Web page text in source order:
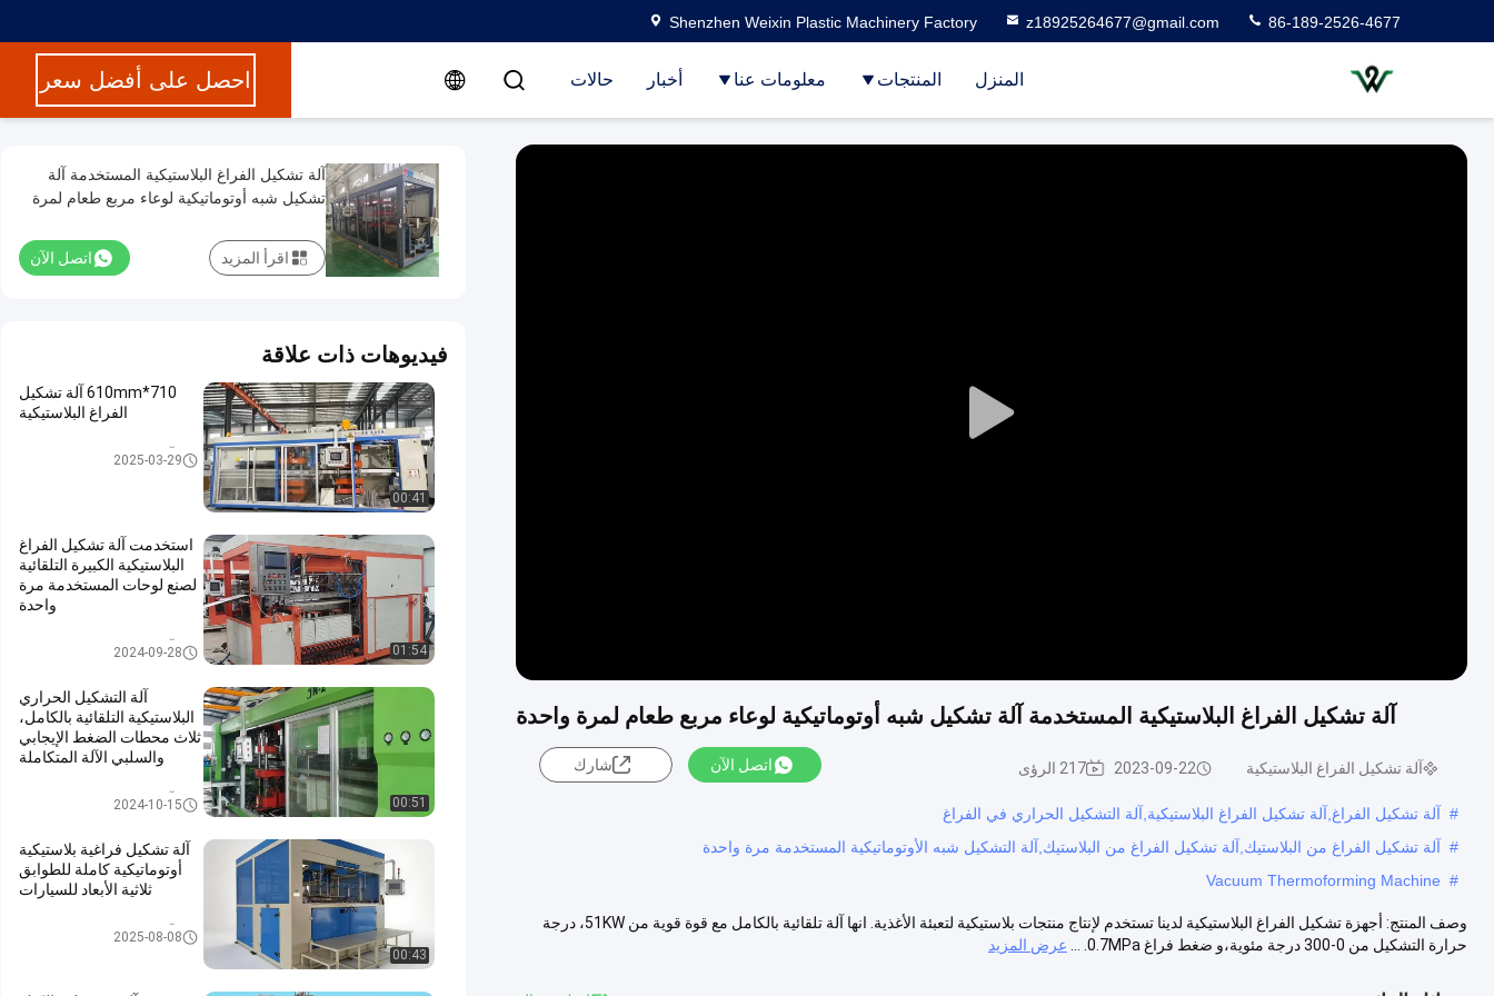
Shenzhen Weixin Plastic Machinery Factory z18925264677@gmail.com 86-189-2526-4677
المنزل المنتجات معلومات عنا أخبار حالات احصل على أفضل سعر
Play
آلة تشكيل الفراغ البلاستيكية المستخدمة آلة تشكيل شبه أوتوماتيكية لوعاء مربع طعام لمرة واحدة
آلة تشكيل الفراغ البلاستيكية 2023-09-22 217 الرؤى اتصل الآن شارك
# آلة تشكيل الفراغ,آلة تشكيل الفراغ البلاستيكية,آلة التشكيل الحراري في الفراغ
# آلة تشكيل الفراغ من البلاستيك,آلة تشكيل الفراغ من البلاستيك,آلة التشكيل شبه الأوتوماتيكية المستخدمة مرة واحدة
#
Vacuum Thermoforming Machine
وصف المنتج: أجهزة تشكيل الفراغ البلاستيكية لدينا تستخدم لإنتاج منتجات بلاستيكية لتعبئة الأغذية. انها آلة تلقائية بالكامل مع قوة قوية من 51KW، درجة
حرارة التشكيل من 0-300 درجة مئوية،و ضغط فراغ 0.7MPa. ...
عرض المزيد
آلة تشكيل الفراغ البلاستيكية المستخدمة آلة
تشكيل شبه أوتوماتيكية لوعاء مربع طعام لمرة
اتصل الآن اقرأ المزيد
فيديوهات ذات علاقة
00:41
710*610mm آلة تشكيل
الفراغ البلاستيكية
آلة تشكيل الفراغ البلاستيكية
2025-03-29
01:54
استخدمت آلة تشكيل الفراغ
البلاستيكية الكبيرة التلقائية
لصنع لوحات المستخدمة مرة
واحدة
آلة تشكيل الفراغ البلاستيكية
2024-09-28
00:51
آلة التشكيل الحراري
البلاستيكية التلقائية بالكامل،
ثلاث محطات الضغط الإيجابي
والسلبي الآلة المتكاملة
آلة تشكيل الفراغ البلاستيكية
2024-10-15
00:43
آلة تشكيل فراغية بلاستيكية
أوتوماتيكية كاملة للطوابق
ثلاثية الأبعاد للسيارات
آلة تشكيل الفراغ البلاستيكية
2025-08-08